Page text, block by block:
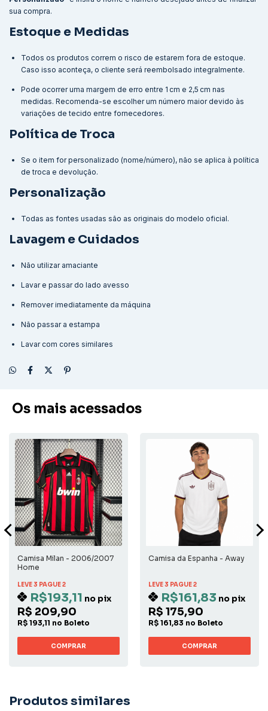
sua compra.
Estoque e Medidas
Todos os produtos correm o risco de estarem fora de estoque.
Caso isso aconteça, o cliente será reembolsado integralmente.
Pode ocorrer uma margem de erro entre 1 cm e 2,5 cm nas
medidas. Recomenda-se escolher um número maior devido às
variações de tecido entre fornecedores.
Política de Troca
Se o item for personalizado (nome/número), não se aplica à política
de troca e devolução.
Personalização
Todas as fontes usadas são as originais do modelo oficial.
Lavagem e Cuidados
Não utilizar amaciante
Lavar e passar do lado avesso
Remover imediatamente da máquina
Não passar a estampa
Lavar com cores similares
Os mais acessados
Camisa Milan - 2006/2007
Home
LEVE 3 PAGUE 2
R$193,11 no pix
R$ 209,90
R$ 193,11 no Boleto
COMPRAR
Camisa da Espanha - Away
LEVE 3 PAGUE 2
R$161,83 no pix
R$ 175,90
R$ 161,83 no Boleto
COMPRAR
Produtos similares